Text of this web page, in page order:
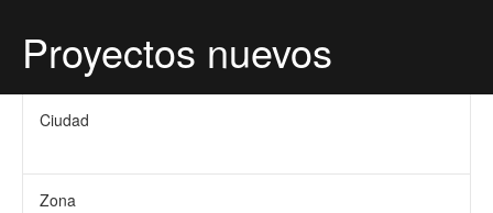
Proyectos nuevos
Ciudad
Zona